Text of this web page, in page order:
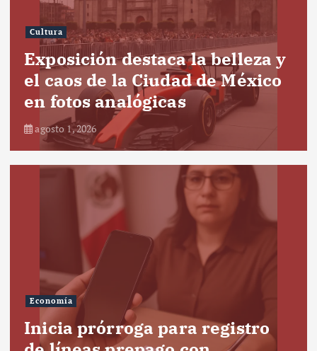
Cultura
Exposición destaca la belleza y
el caos de la Ciudad de México
en fotos analógicas
agosto 1, 2026
Economía
Inicia prórroga para registro